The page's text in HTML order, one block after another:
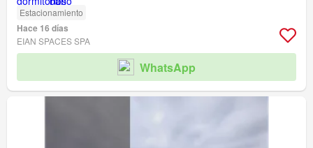
Estacionamiento
Hace 16 días
EIAN SPACES SPA
WhatsApp